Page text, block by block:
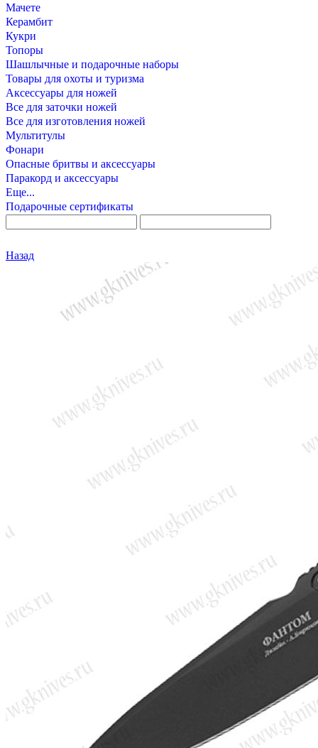
Мачете
Керамбит
Кукри
Топоры
Шашлычные и подарочные наборы
Товары для охоты и туризма
Аксессуары для ножей
Все для заточки ножей
Все для изготовления ножей
Мультитулы
Фонари
Опасные бритвы и аксессуары
Паракорд и аксессуары
Еще...
Подарочные сертификаты
Назад